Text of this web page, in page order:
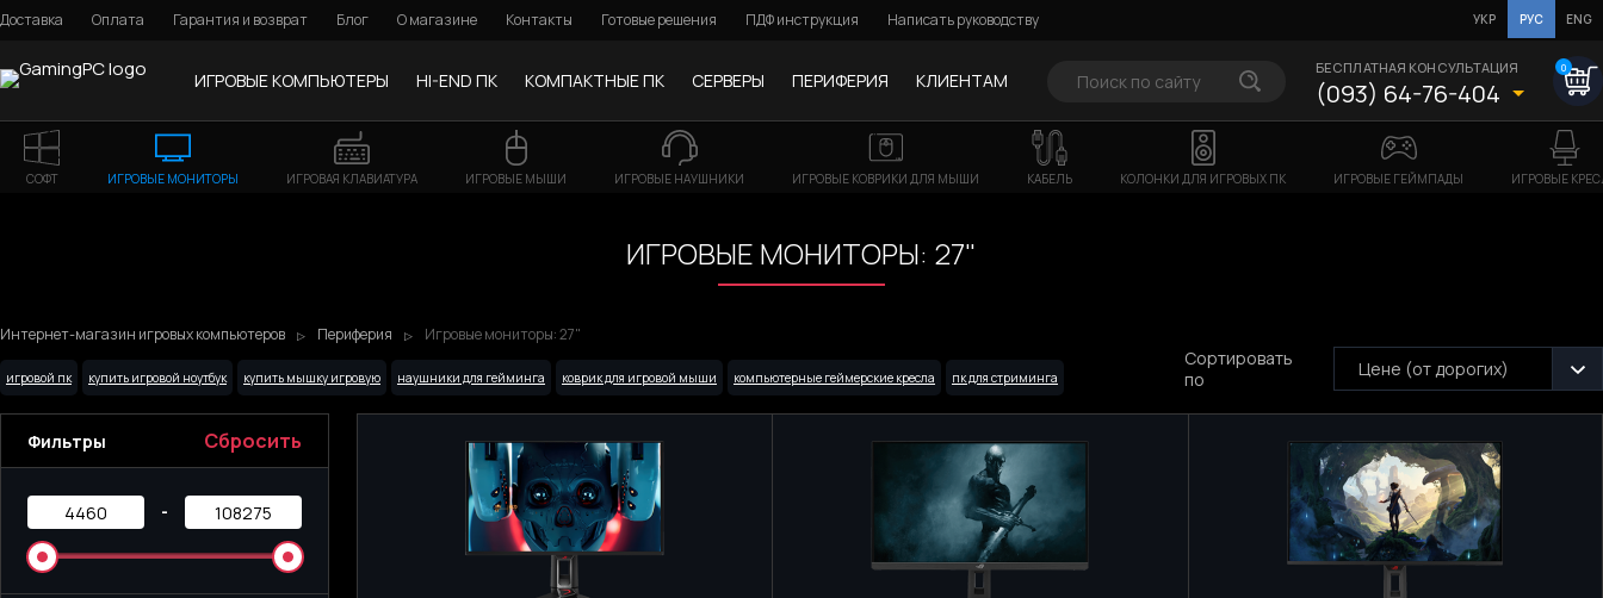
Доставка Оплата Гарантия и возврат Блог О магазине Контакты Готовые решения ПДФ инструкция Написать руководству УКР РУС ENG
ИГРОВЫЕ КОМПЬЮТЕРЫ HI-END ПК КОМПАКТНЫЕ ПК СЕРВЕРЫ ПЕРИФЕРИЯ КЛИЕНТАМ
БЕСПЛАТНАЯ КОНСУЛЬТАЦИЯ
(093) 64-76-404
0
СОФТ ИГРОВЫЕ МОНИТОРЫ ИГРОВАЯ КЛАВИАТУРА ИГРОВЫЕ МЫШИ ИГРОВЫЕ НАУШНИКИ ИГРОВЫЕ КОВРИКИ ДЛЯ МЫШИ КАБЕЛЬ КОЛОНКИ ДЛЯ ИГРОВЫХ ПК ИГРОВЫЕ ГЕЙМПАДЫ ИГРОВЫЕ
ИГРОВЫЕ МОНИТОРЫ: 27"
Интернет-магазин игровых компьютеров Периферия Игровые мониторы: 27"
игровой пк купить игровой ноутбук купить мышку игровую наушники для гейминга коврик для игровой мыши компьютерные геймерские кресла пк для стриминга
Сортировать
по
Цене (от дорогих)
Фильтры Сбросить
-